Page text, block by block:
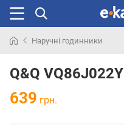
раніше
Наручні годинники
Q&Q VQ86J022Y
639 грн.